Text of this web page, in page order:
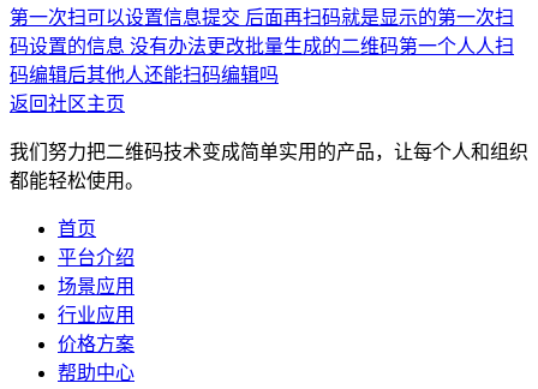
第一次扫可以设置信息提交 后面再扫码就是显示的第一次扫
码设置的信息 没有办法更改批量生成的二维码第一个人人扫
码编辑后其他人还能扫码编辑吗
返回社区主页
我们努力把二维码技术变成简单实用的产品，让每个人和组织
都能轻松使用。
首页
平台介绍
场景应用
行业应用
价格方案
帮助中心